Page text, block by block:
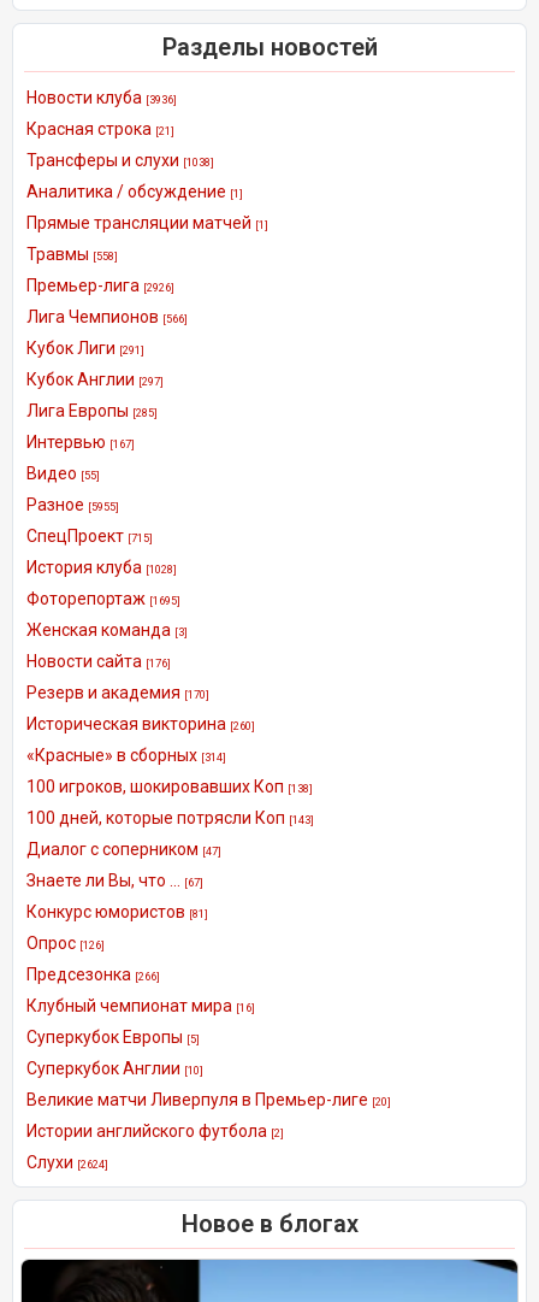
Разделы новостей
Новости клуба [3936]
Красная строка [21]
Трансферы и слухи [1038]
Аналитика / обсуждение [1]
Прямые трансляции матчей [1]
Травмы [558]
Премьер-лига [2926]
Лига Чемпионов [566]
Кубок Лиги [291]
Кубок Англии [297]
Лига Европы [285]
Интервью [167]
Видео [55]
Разное [5955]
СпецПроект [715]
История клуба [1028]
Фоторепортаж [1695]
Женская команда [3]
Новости сайта [176]
Резерв и академия [170]
Историческая викторина [260]
«Красные» в сборных [314]
100 игроков, шокировавших Коп [138]
100 дней, которые потрясли Коп [143]
Диалог с соперником [47]
Знаете ли Вы, что ... [67]
Конкурс юмористов [81]
Опрос [126]
Предсезонка [266]
Клубный чемпионат мира [16]
Суперкубок Европы [5]
Суперкубок Англии [10]
Великие матчи Ливерпуля в Премьер-лиге [20]
Истории английского футбола [2]
Слухи [2624]
Новое в блогах